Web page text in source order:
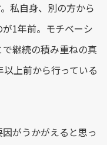
私自身、別の方から
1年前。モチベーシ
継続の積み重ねの真
上前から行っている
がうかがえると思っ